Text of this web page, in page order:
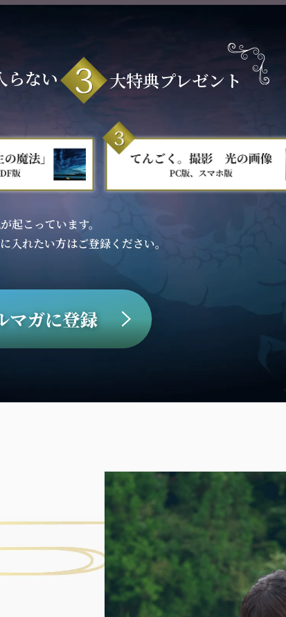
らない 大特典プレゼント
起こっています。
入れたい方はご登録ください。